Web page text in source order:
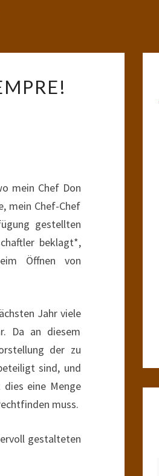
mein Chef Don
mein Chef-Chef
gestellten
beklagt*,
Öffnen von
Jahr viele
Da an diesem
der zu
sind, und
eine Menge
muss.
gestalteten